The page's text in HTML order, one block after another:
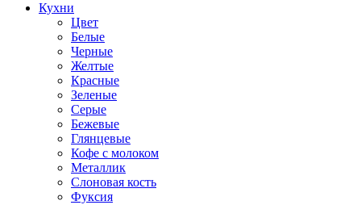
Кухни
Цвет
Белые
Черные
Желтые
Красные
Зеленые
Серые
Бежевые
Глянцевые
Кофе с молоком
Металлик
Слоновая кость
Фуксия